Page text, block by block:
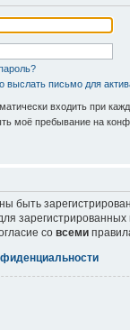
выслать письмо для
входить при
моё пребывание на
быть
со всеми